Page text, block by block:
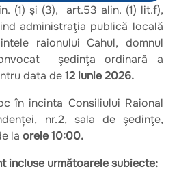
(1) şi (3), art.53 alin. (1) lit.f),
administraţia publică locală
raionului Cahul, domnul
şedinţa ordinară a
data de12 iunie 2026.
în incinta Consiliului Raional
nr.2, sala de şedinţe,
laorele 10:00.
incluse următoarele subiecte: